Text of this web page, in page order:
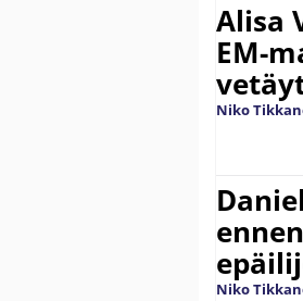
Alisa
EM-
Niko
Niko